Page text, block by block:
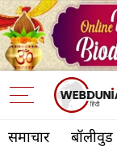
समाचार बॉलीवुड